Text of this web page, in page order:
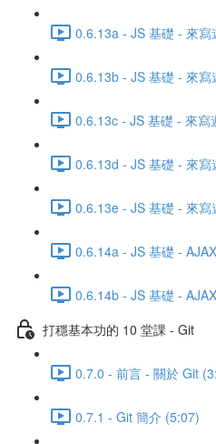
0.6.13a - JS 基礎 - 來
0.6.13b - JS 基礎 - 來
0.6.13c - JS 基礎 - 來
0.6.13d - JS 基礎 - 來
0.6.13e - JS 基礎 - 來
0.6.14a - JS 基礎 -
0.6.14b - JS 基礎 -
打穩基本功的 10 堂課 - Git
0.7.0 - 前言 - 關於 Git
0.7.1 - Git 簡介 (5:07)